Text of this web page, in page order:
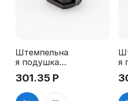
Штемпельна
я подушка
для GRM R17
2Pads
301.35 Р
я